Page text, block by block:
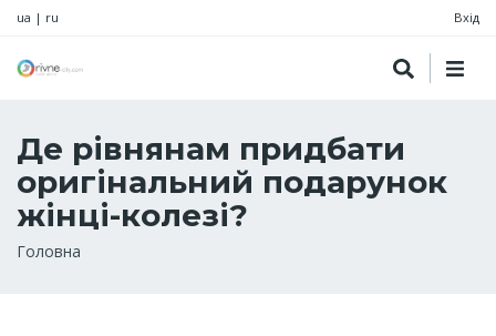
ua | ru Вхід
Де рівнянам придбати
оригінальний подарунок
жінці-колезі?
Рядок
Головна